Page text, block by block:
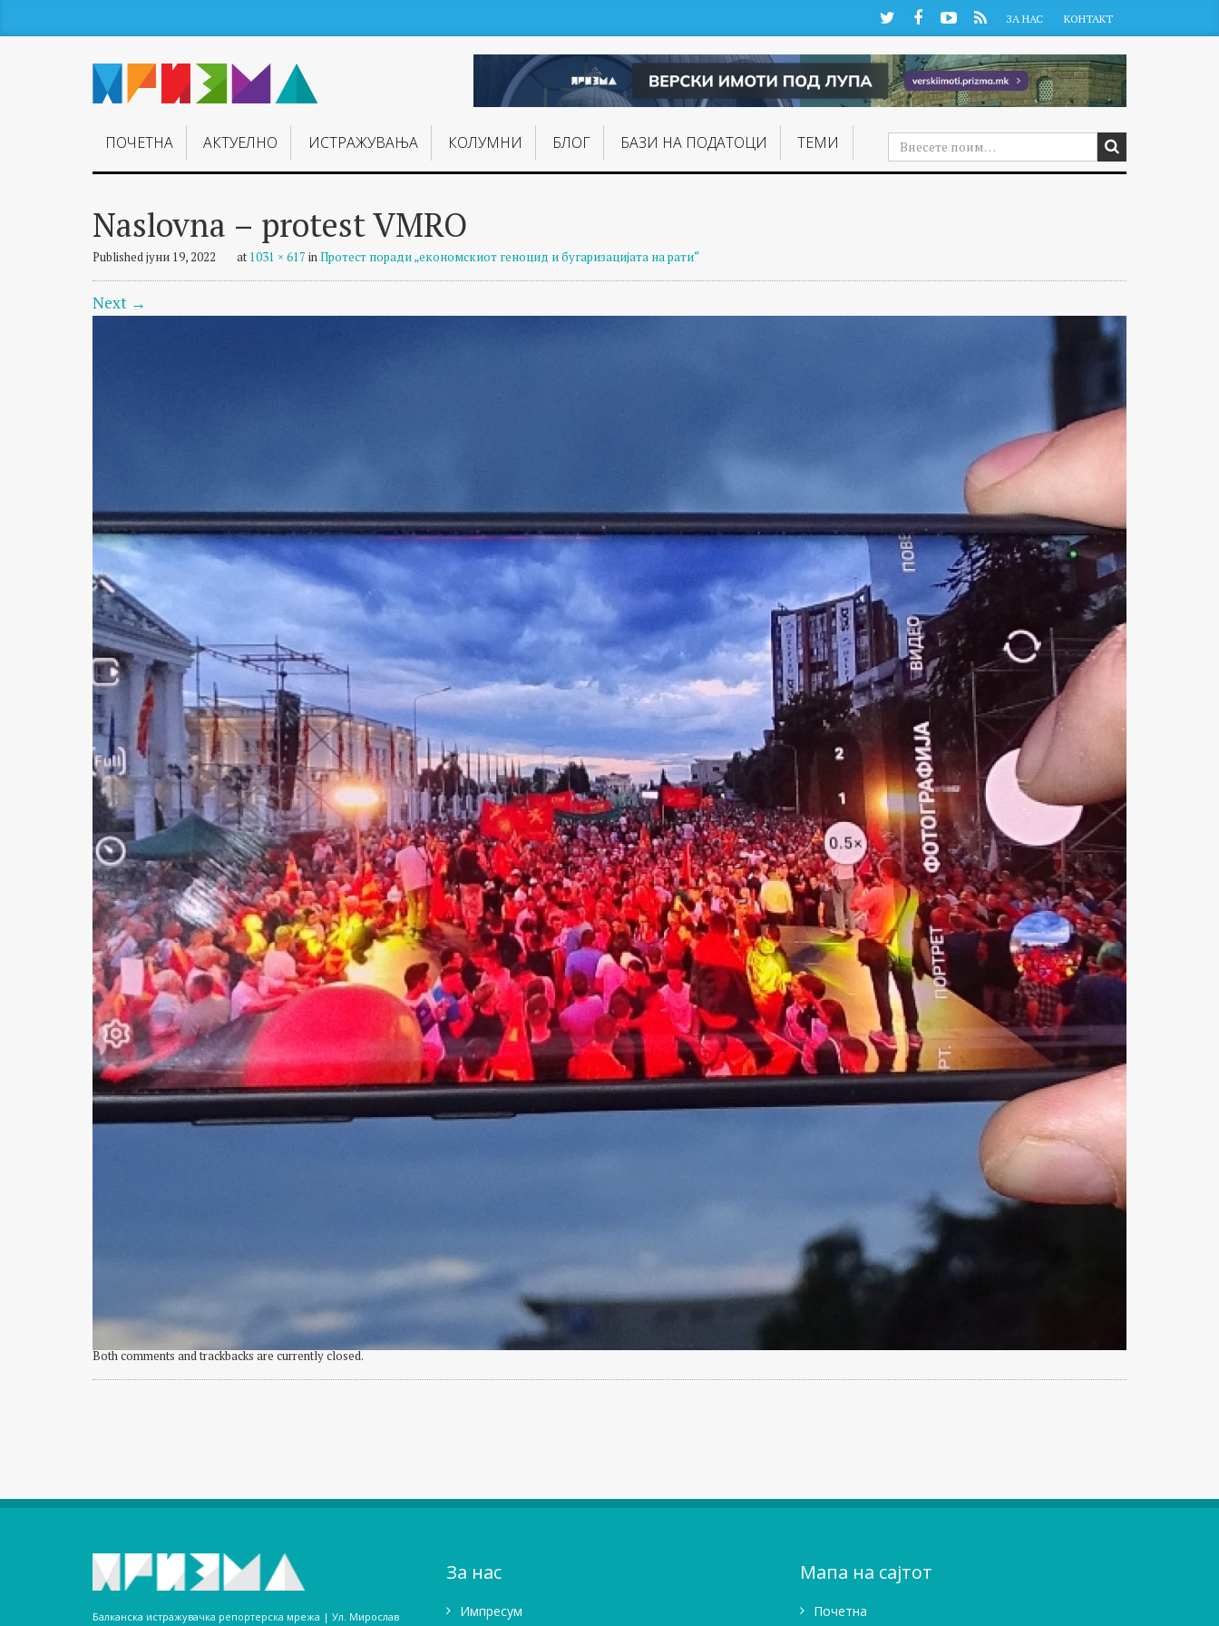
TwitterFacebookYouTube
RSS ЗА НАС КОНТАКТ
ПОЧЕТНА АКТУЕЛНО ИСТРАЖУВАЊA КОЛУМНИ БЛОГ БАЗИ НА ПОДАТОЦИ ТЕМИ
Naslovna – protest VMRO
Publishedјуни 19, 2022 at 1031 × 617 inПротест поради „економскиот геноцид и бугаризацијата на рати“
Next →
Both comments and trackbacks are currently closed.
Балканска истражувачка репортерска мрежа | Ул. Мирослав
За нас
Импресум
Мапа на сајтот
Почетна